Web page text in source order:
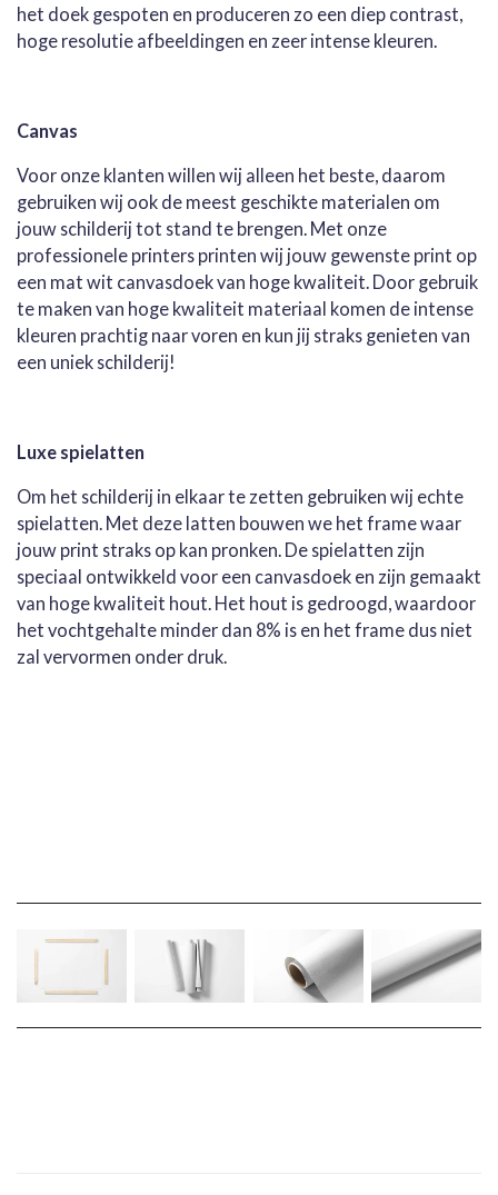
het doek gespoten en produceren zo een diep contrast,
hoge resolutie afbeeldingen en zeer intense kleuren.
Canvas
Voor onze klanten willen wij alleen het beste, daarom
gebruiken wij ook de meest geschikte materialen om
jouw schilderij tot stand te brengen. Met onze
professionele printers printen wij jouw gewenste print op
een mat wit canvasdoek van hoge kwaliteit. Door gebruik
te maken van hoge kwaliteit materiaal komen de intense
kleuren prachtig naar voren en kun jij straks genieten van
een uniek schilderij!
Luxe spielatten
Om het schilderij in elkaar te zetten gebruiken wij echte
spielatten. Met deze latten bouwen we het frame waar
jouw print straks op kan pronken. De spielatten zijn
speciaal ontwikkeld voor een canvasdoek en zijn gemaakt
van hoge kwaliteit hout. Het hout is gedroogd, waardoor
het vochtgehalte minder dan 8% is en het frame dus niet
zal vervormen onder druk.